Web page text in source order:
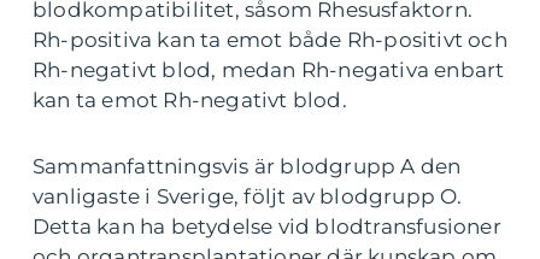
blodkompatibilitet, såsom Rhesusfaktorn.
Rh-positiva kan ta emot både Rh-positivt och
Rh-negativt blod, medan Rh-negativa enbart
kan ta emot Rh-negativt blod.
Sammanfattningsvis är blodgrupp A den
vanligaste i Sverige, följt av blodgrupp O.
Detta kan ha betydelse vid blodtransfusioner